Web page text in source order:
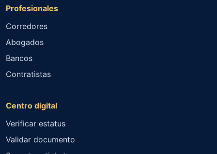
Profesionales
Corredores
Abogados
Bancos
Contratistas
Centro digital
Verificar estatus
Validar documento